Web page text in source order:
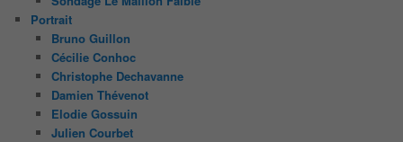
Portrait
Bruno Guillon
Cécilie Conhoc
Christophe Dechavanne
Damien Thévenot
Elodie Gossuin
Julien Courbet